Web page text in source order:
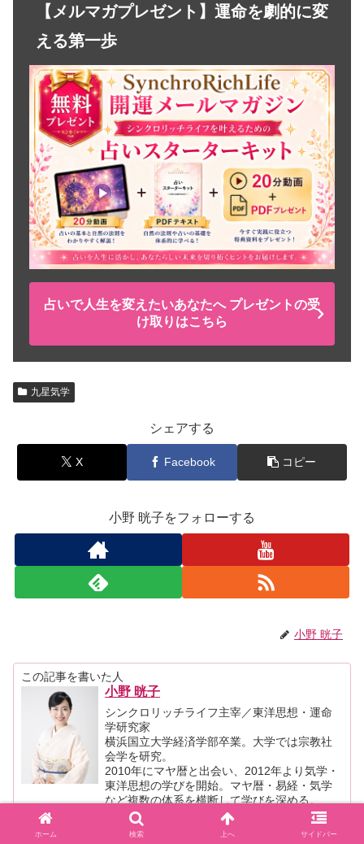
【メルマガプレゼント】運命を劇的に変
える第一歩
占いで人生を変えたいあなたへ プレゼントの受
け取りはこちら
九星気学
シェアする
X Facebook コピー
小野 晄子をフォローする
小野 晄子
この記事を書いた人
小野 晄子
シンクロリッチライフ主宰／東洋思想・運命
学研究家
横浜国立大学経済学部卒業。大学では宗教社
会学を研究。
2010年にマヤ暦と出会い、2012年より気学・
東洋思想の学びを開始。マヤ暦・易経・気学
など複数の体系を横断して学びを深める。
これまでにのべ500名以上の受講生を指導し、
鑑定・指導実績も多数。Amazonより関連書籍
ホーム 検索 上へ サイドバー